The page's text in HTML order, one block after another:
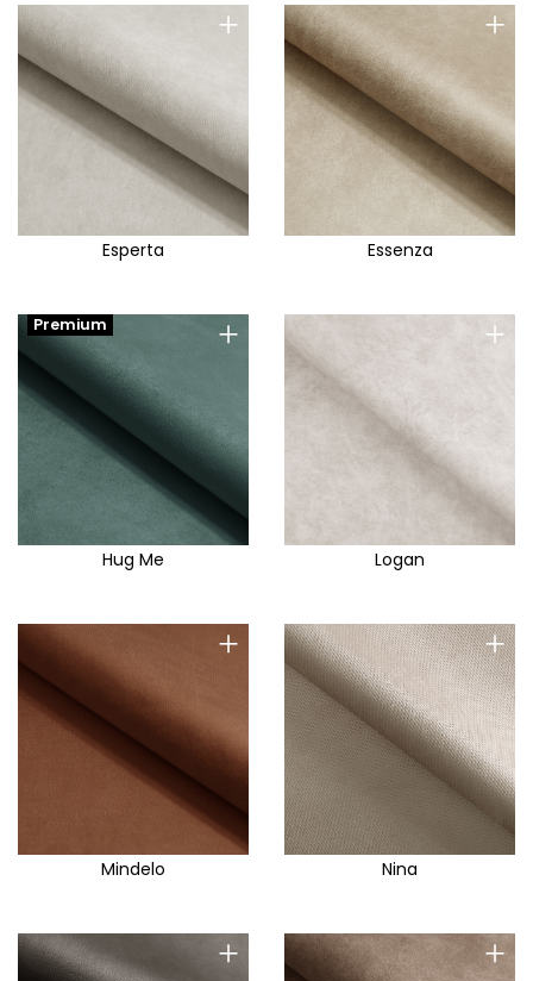
+
Esperta
+
Essenza
+
Premium
Hug Me
+
Logan
+
Mindelo
+
Nina
+ +